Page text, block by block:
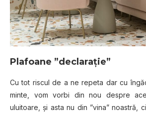
Plafoane ”declaraţie”
Cu tot riscul de a ne repeta dar cu
minte, vom vorbi din nou despre
uluitoare, şi asta nu din ”vina” noastră,